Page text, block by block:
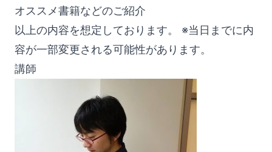
オススメ書籍などのご紹介
以上の内容を想定しております。 ※当日までに内
容が一部変更される可能性があります。
講師